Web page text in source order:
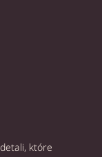
które